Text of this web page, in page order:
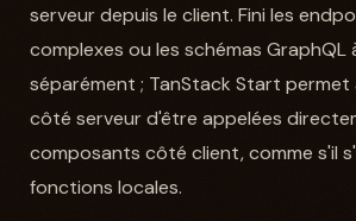
serveur depuis le client. Fini les
complexes ou les schémas GraphQL
séparément ; TanStack Start
côté serveur d'être appelées
composants côté client, comme s'il
fonctions locales.